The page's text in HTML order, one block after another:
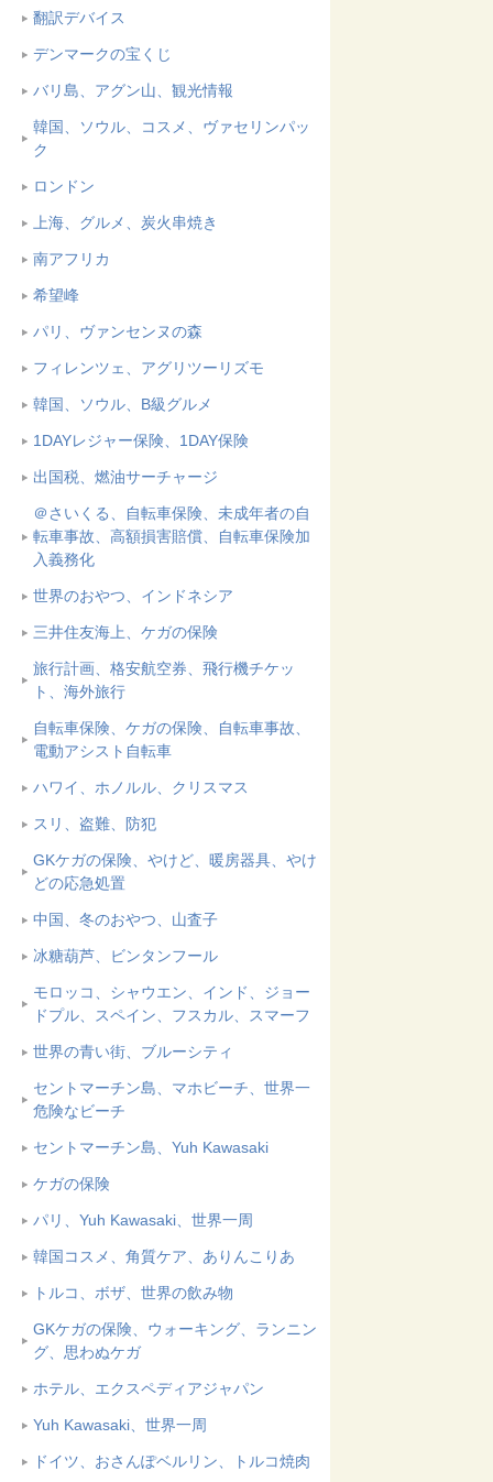
翻訳デバイス
デンマークの宝くじ
バリ島、アグン山、観光情報
韓国、ソウル、コスメ、ヴァセリンパッ
ク
ロンドン
上海、グルメ、炭火串焼き
南アフリカ
希望峰
パリ、ヴァンセンヌの森
フィレンツェ、アグリツーリズモ
韓国、ソウル、B級グルメ
1DAYレジャー保険、1DAY保険
出国税、燃油サーチャージ
＠さいくる、自転車保険、未成年者の自
転車事故、高額損害賠償、自転車保険加
入義務化
世界のおやつ、インドネシア
三井住友海上、ケガの保険
旅行計画、格安航空券、飛行機チケッ
ト、海外旅行
自転車保険、ケガの保険、自転車事故、
電動アシスト自転車
ハワイ、ホノルル、クリスマス
スリ、盗難、防犯
GKケガの保険、やけど、暖房器具、やけ
どの応急処置
中国、冬のおやつ、山査子
冰糖葫芦、ビンタンフール
モロッコ、シャウエン、インド、ジョー
ドプル、スペイン、フスカル、スマーフ
世界の青い街、ブルーシティ
セントマーチン島、マホビーチ、世界一
危険なビーチ
セントマーチン島、Yuh Kawasaki
ケガの保険
パリ、Yuh Kawasaki、世界一周
韓国コスメ、角質ケア、ありんこりあ
トルコ、ボザ、世界の飲み物
GKケガの保険、ウォーキング、ランニン
グ、思わぬケガ
ホテル、エクスペディアジャパン
Yuh Kawasaki、世界一周
ドイツ、おさんぽベルリン、トルコ焼肉